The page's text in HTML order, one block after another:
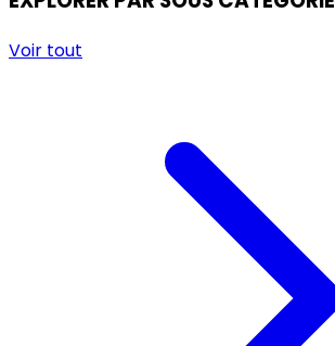
Voir tout